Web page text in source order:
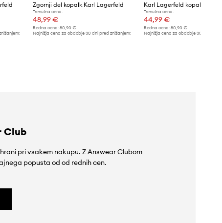
Zgornji del kopalk Karl Lagerfeld
Trenutna cena:
48,99 €
Redna cena:80,90 €
Najnižja cena za obdobje 30 dni pred znižanjem:
Karl Lagerfeld kopalni
Trenutna cena:
44,99 €
Redna cena: 80,90 €
Najnižja cena za obdobje 30 dni pred
Club
pri vsakem nakupu. Z Answear Clubom
popusta od od rednih cen.